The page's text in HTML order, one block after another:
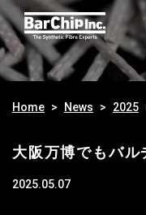
Home News 2025
大阪万博でもバル
2025.05.07